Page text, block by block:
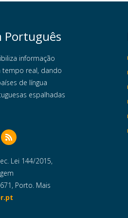
Português
informação
tempo real, dando
de língua
espalhadas
Lei 144/2015,
Porto. Mais